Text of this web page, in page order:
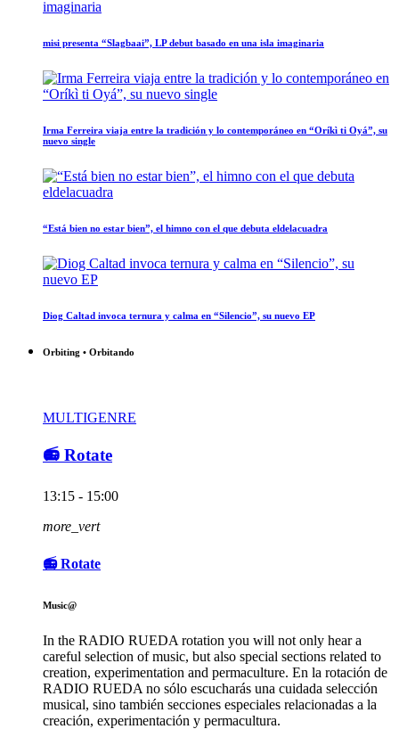
misi presenta “Slagbaai”, LP debut basado en una isla imaginaria
Irma Ferreira viaja entre la tradición y lo contemporáneo en “Oríkì ti Oyá”, su
nuevo single
“Está bien no estar bien”, el himno con el que debuta eldelacuadra
Diog Caltad invoca ternura y calma en “Silencio”, su nuevo EP
Orbiting • Orbitando
MULTIGENRE
📻 Rotate
13:15 - 15:00
more_vert
📻 Rotate
Music@
In the RADIO RUEDA rotation you will not only hear a
careful selection of music, but also special sections related to
creation, experimentation and permaculture. En la rotación de
RADIO RUEDA no sólo escucharás una cuidada selección
musical, sino también secciones especiales relacionadas a la
creación, experimentación y permacultura.